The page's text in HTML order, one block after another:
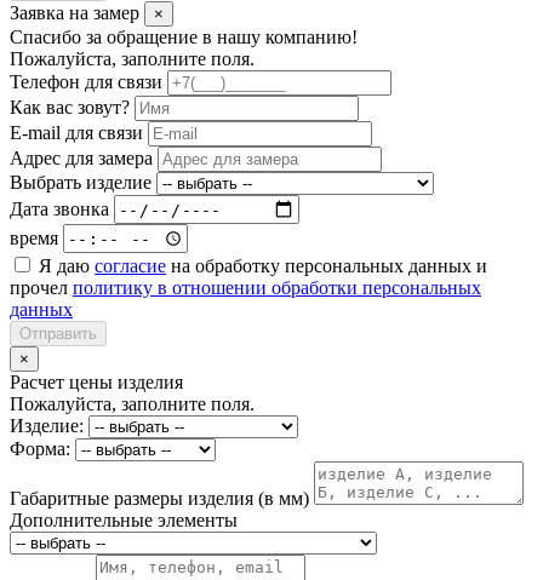
Заявка на замер ×
Спасибо за обращение в нашу компанию!
Пожалуйста, заполните поля.
Телефон для связи
Как вас зовут?
E-mail для связи
Адрес для замера
Выбрать изделие
Дата звонка
время
Я даю согласие на обработку персональных данных и
прочел политику в отношении обработки персональных
данных
Отправить
×
Расчет цены изделия
Пожалуйста, заполните поля.
Изделие:
Форма:
Габаритные размеры изделия (в мм)
Дополнительные элементы